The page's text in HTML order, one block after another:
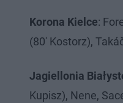
Korona Kielce:
(80' Kostorz),
Jagiellonia
Kupisz), Nene,